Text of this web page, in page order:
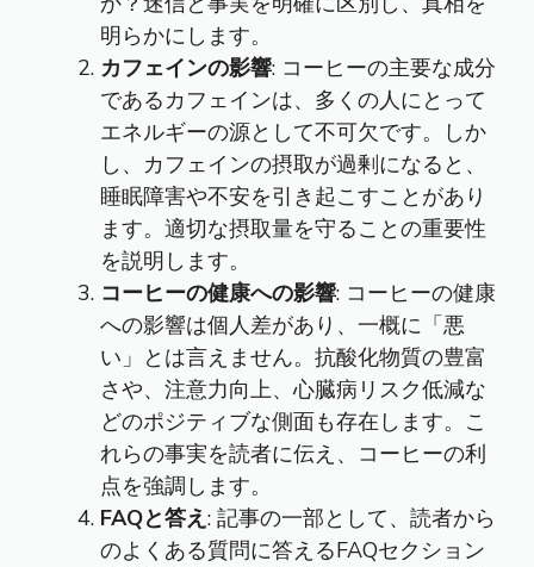
明らかにします。
カフェインの影響: コーヒーの主要な成分
であるカフェインは、多くの人にとって
エネルギーの源として不可欠です。しか
し、カフェインの摂取が過剰になると、
睡眠障害や不安を引き起こすことがあり
ます。適切な摂取量を守ることの重要性
を説明します。
コーヒーの健康への影響: コーヒーの健康
への影響は個人差があり、一概に「悪
い」とは言えません。抗酸化物質の豊富
さや、注意力向上、心臓病リスク低減な
どのポジティブな側面も存在します。こ
れらの事実を読者に伝え、コーヒーの利
点を強調します。
FAQと答え: 記事の一部として、読者から
のよくある質問に答えるFAQセクション